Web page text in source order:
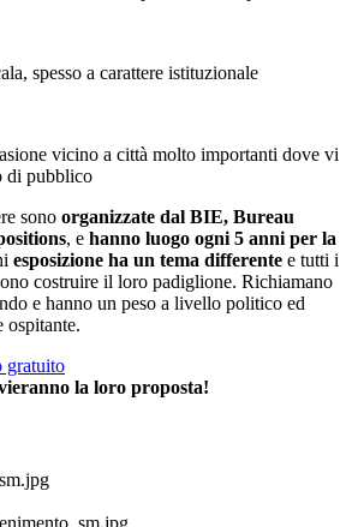
spesso a carattere istituzionale
vicino a città molto importanti dove vi
di pubblico
sono organizzate dal BIE, Bureau
, e hanno luogo ogni 5 anni per la
esposizione ha un tema differente e tutti i
costruire il loro padiglione. Richiamano
e hanno un peso a livello politico ed
ospitante.
gratuito
la loro proposta!